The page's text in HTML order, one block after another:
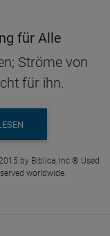
für Alle
Ströme von
für ihn.
by Biblica, Inc.® Used
worldwide.